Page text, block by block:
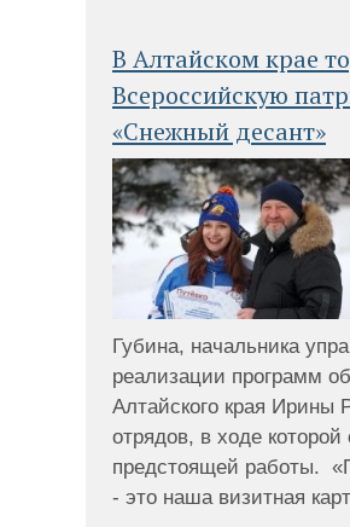
В Алтайском крае
Всероссийскую
«Снежный десант»
Губина, начальника
реализации программ
Алтайского края
отрядов, в ходе
предстоящей работы.
- это наша визитная